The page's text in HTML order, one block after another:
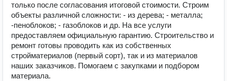
только после согласования итоговой стоимости. Строим
объекты различной сложности: - из дерева; - металла;
-пеноблоков; - газоблоков и др. На все услуги
предоставляем официальную гарантию. Строительство и
ремонт готовы проводить как из собственных
стройматериалов (первый сорт), так и из материалов
наших заказчиков. Помогаем с закупками и подбором
материала.